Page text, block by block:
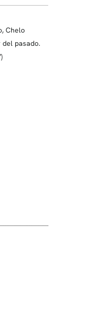
Chelo
pasado.